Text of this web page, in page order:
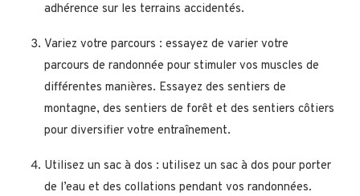
adhérence sur les terrains accidentés.
Variez votre parcours : essayez de varier votre
parcours de randonnée pour stimuler vos muscles de
différentes manières. Essayez des sentiers de
montagne, des sentiers de forêt et des sentiers côtiers
pour diversifier votre entraînement.
Utilisez un sac à dos : utilisez un sac à dos pour porter
de l’eau et des collations pendant vos randonnées.